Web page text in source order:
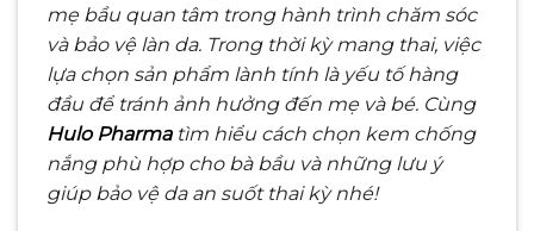
mẹ bầu quan tâm trong hành trình chăm sóc
và bảo vệ làn da. Trong thời kỳ mang thai, việc
lựa chọn sản phẩm lành tính là yếu tố hàng
đầu để tránh ảnh hưởng đến mẹ và bé. Cùng
Hulo Pharmatìm hiểu cách chọn kem chống
nắng phù hợp cho bà bầu và những lưu ý
giúp bảo vệ da an suốt thai kỳ nhé!